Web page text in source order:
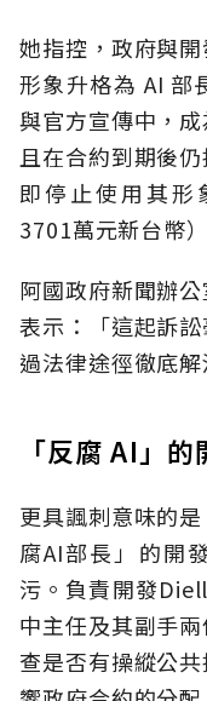
她指控，政府與
形象升格為 AI 部
與官方宣傳中，
且在合約到期後
即停止使用其形
3701萬元新台幣
阿國政府新聞辦
表示：「這起訴
過法律途徑徹底解
「反腐 AI」
更具諷刺意味的
腐AI部長」的開
污。負責開發
中主任及其副手
查是否有操縱公